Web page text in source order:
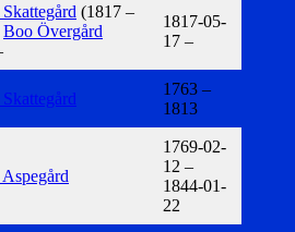
(1817 –
Boo Övergård
1817-05-
17 –
1763 –
1813
1769-02-
12 –
1844-01-
22